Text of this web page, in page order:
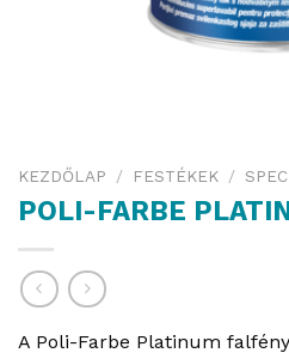
KEZDŐLAP / FESTÉKEK /
POLI-FARBE
A Poli-Farbe Platinum